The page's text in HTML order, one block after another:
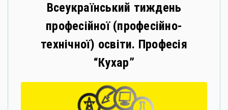
Всеукраїнський тиждень
професійної (професійно-
технічної) освіти. Професія
“Кухар”